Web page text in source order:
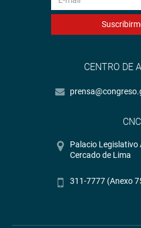
CENTRO DE
CNC
Palacio Legislativo
Cercado de Lima
311-7777 (Anexo